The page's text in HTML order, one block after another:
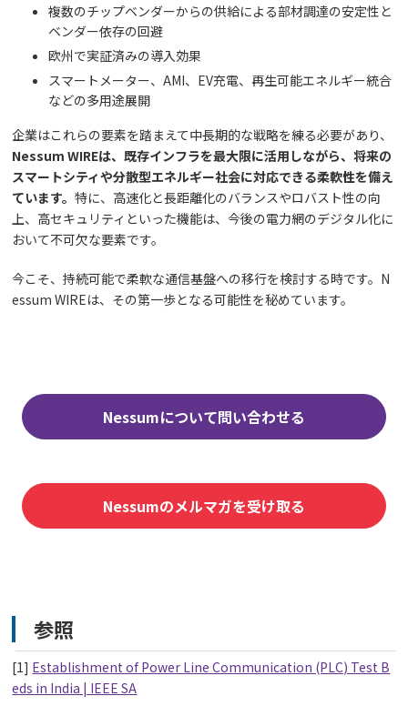
複数のチップベンダーからの供給による部材調達の安定性と
ベンダー依存の回避
欧州で実証済みの導入効果
スマートメーター、AMI、EV充電、再生可能エネルギー統合
などの多用途展開
企業はこれらの要素を踏まえて中長期的な戦略を練る必要があり、
Nessum WIREは、既存インフラを最大限に活用しながら、将来の
スマートシティや分散型エネルギー社会に対応できる柔軟性を備え
ています。特に、高速化と長距離化のバランスやロバスト性の向
上、高セキュリティといった機能は、今後の電力網のデジタル化に
おいて不可欠な要素です。
今こそ、持続可能で柔軟な通信基盤への移行を検討する時です。N
essum WIREは、その第一歩となる可能性を秘めています。
Nessumについて問い合わせる
Nessumのメルマガを受け取る
参照
[1] Establishment of Power Line Communication (PLC) Test B
eds in India | IEEE SA